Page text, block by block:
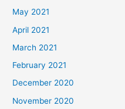
May 2021
April 2021
March 2021
February 2021
December 2020
November 2020